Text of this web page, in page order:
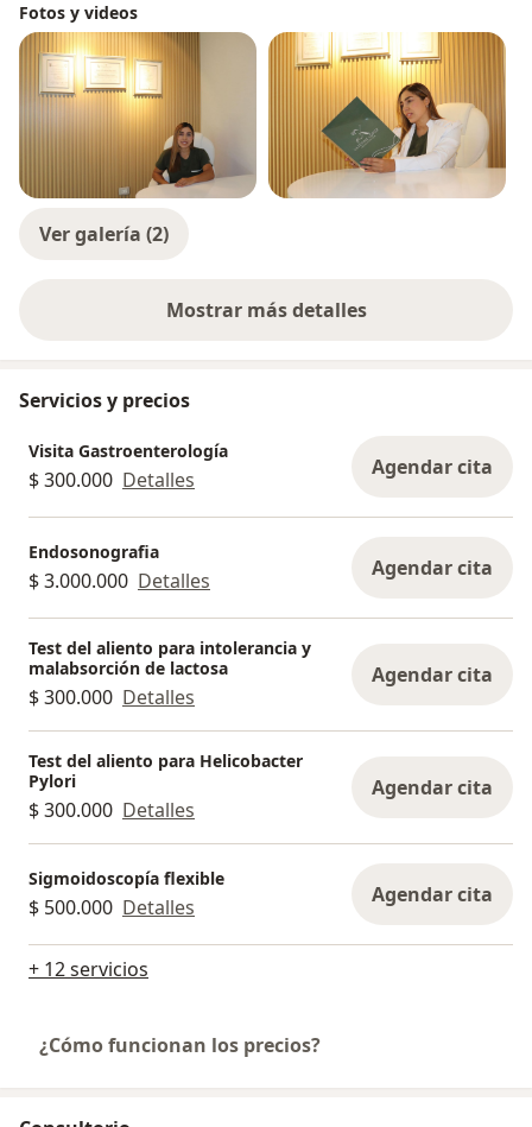
Fotos y videos
Ver galería (2)
Mostrar más detalles
sobre la experiencia
Servicios y precios
Visita Gastroenterología
$ 300.000 Detalles Agendar cita
Endosonografia
$ 3.000.000 Detalles Agendar cita
Test del aliento para intolerancia y
malabsorción de lactosa
$ 300.000 Detalles
Agendar cita
Test del aliento para Helicobacter
Pylori
$ 300.000 Detalles
Agendar cita
Sigmoidoscopía flexible
$ 500.000 Detalles Agendar cita
+ 12 servicios
¿Cómo funcionan los precios?